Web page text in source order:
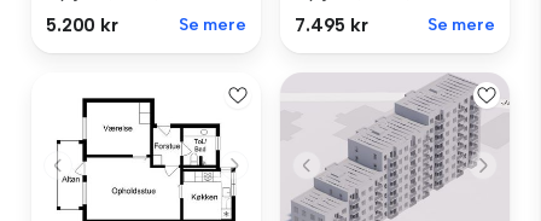
5.200 kr Se mere 7.495 kr Se mere